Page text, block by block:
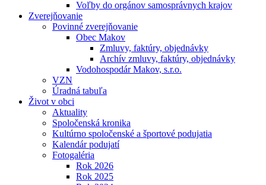
Voľby do orgánov samosprávnych krajov
Zverejňovanie
Povinné zverejňovanie
Obec Makov
Zmluvy, faktúry, objednávky
Archív zmluvy, faktúry, objednávky
Vodohospodár Makov, s.r.o.
VZN
Úradná tabuľa
Život v obci
Aktuality
Spoločenská kronika
Kultúrno spoločenské a športové podujatia
Kalendár podujatí
Fotogaléria
Rok 2026
Rok 2025